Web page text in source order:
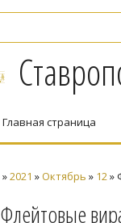
Главная страница
»2021 »Октябрь » 12»
Флейтовые